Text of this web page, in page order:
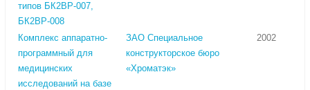
типов БК2ВР-007,
БК2ВР-008
Комплекс аппаратно-
программный для
медицинских
исследований на базе
ЗАО Специальное
конструкторское бюро
«Хроматэк»
2002